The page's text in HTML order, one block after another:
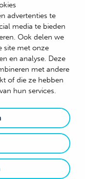
advertenties te
media te bieden
Ook delen we
site met onze
en analyse. Deze
met andere
of die ze hebben
hun services.